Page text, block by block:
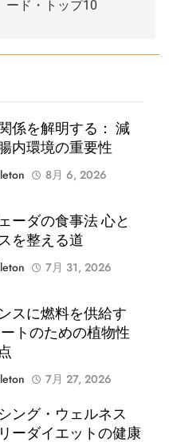
ード・トップ10
係を解明する： 減
内環境の重要性
8月 6, 2026
ーダの食事法 心と
を整える道
7月 31, 2026
スに燃料を供給す
トのための植物性
7月 27, 2026
ング・ウェルネス
ーダイエットの健康